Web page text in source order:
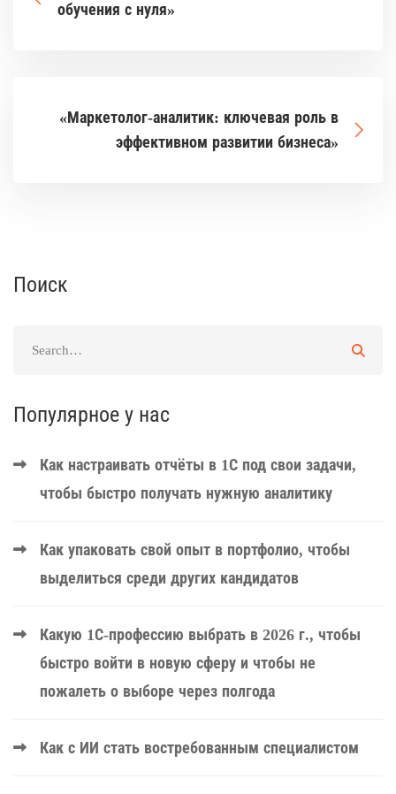
обучения с нуля»
«Маркетолог-аналитик: ключевая роль в
эффективном развитии бизнеса»
Поиск
Популярное у нас
Как настраивать отчёты в 1С под свои задачи,
чтобы быстро получать нужную аналитику
Как упаковать свой опыт в портфолио, чтобы
выделиться среди других кандидатов
Какую 1С-профессию выбрать в 2026 г., чтобы
быстро войти в новую сферу и чтобы не
пожалеть о выборе через полгода
Как с ИИ стать востребованным специалистом